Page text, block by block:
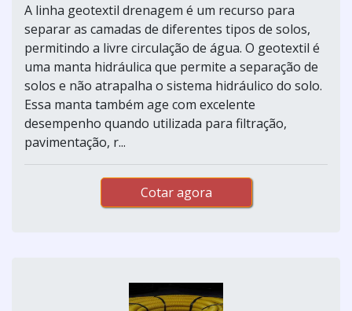
A linha geotextil drenagem é um recurso para
separar as camadas de diferentes tipos de solos,
permitindo a livre circulação de água. O geotextil é
uma manta hidráulica que permite a separação de
solos e não atrapalha o sistema hidráulico do solo.
Essa manta também age com excelente
desempenho quando utilizada para filtração,
pavimentação, r...
Cotar agora